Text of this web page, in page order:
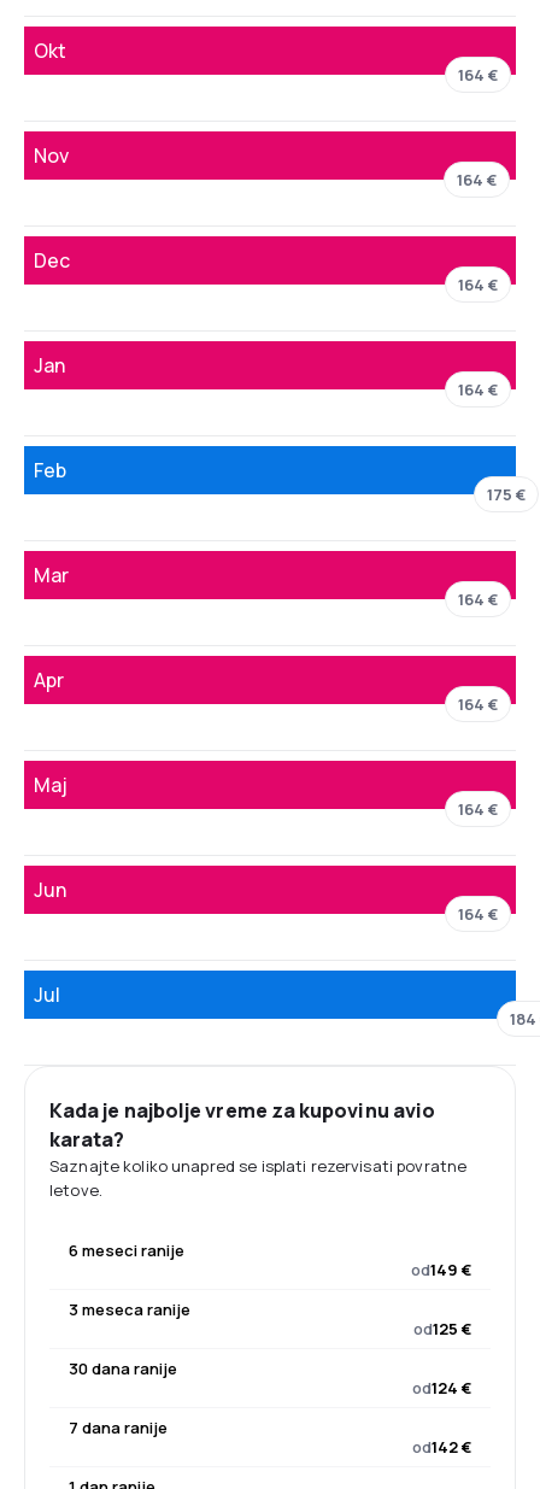
Okt
164 €
Nov
164 €
Dec
164 €
Jan
164 €
Feb
175 €
Mar
164 €
Apr
164 €
Maj
164 €
Jun
164 €
Jul
184
Kada je najbolje vreme za kupovinu avio
karata?
Saznajte koliko unapred se isplati rezervisati povratne
letove.
6 meseci ranije
od149 €
3 meseca ranije
od125 €
30 dana ranije
od124 €
7 dana ranije
od142 €